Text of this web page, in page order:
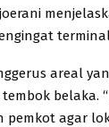
areal
belaka.
agar